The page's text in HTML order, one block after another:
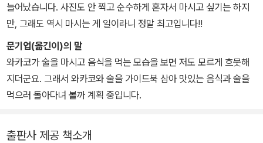
늘어났습니다. 사진도 안 찍고 순수하게 혼자서 마시고 싶기는 하지
만, 그래도 역시 마시는 게 일이라니 정말 최고입니다!!
문기업(옮긴이)의 말
와카코가 술을 마시고 음식을 먹는 모습을 보면 저도 모르게 흐뭇해
지더군요. 그래서 와카코와 술을 가이드북 삼아 맛있는 음식과 술을
먹으러 돌아다녀 볼까 계획 중입니다.
출판사 제공 책소개